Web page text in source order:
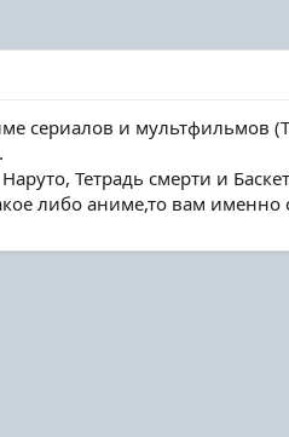
сериалов и мультфильмов
Тетрадь смерти и
либо аниме,то вам именно